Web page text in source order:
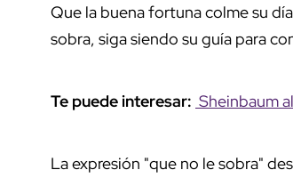
Que la buena fortuna colme su
sobra, siga siendo su guía para
Te puede interesar: Sheinbaum
La expresión "que no le sobra"